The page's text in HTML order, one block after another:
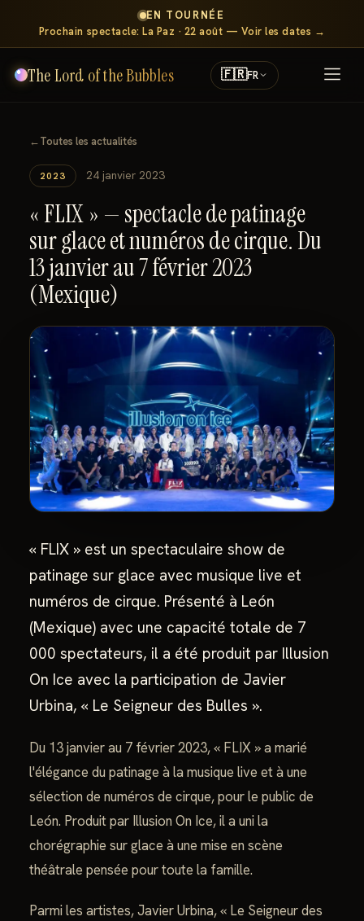
EN TOURNÉE
Prochain spectacle: La Paz · 22 août — Voir les dates →
The Lord of the Bubbles 🇫🇷FR
←Toutes les actualités
2023 24 janvier 2023
« FLIX » — spectacle de patinage
sur glace et numéros de cirque. Du
13 janvier au 7 février 2023
(Mexique)
« FLIX » est un spectaculaire show de
patinage sur glace avec musique live et
numéros de cirque. Présenté à León
(Mexique) avec une capacité totale de 7
000 spectateurs, il a été produit par Illusion
On Ice avec la participation de Javier
Urbina, « Le Seigneur des Bulles ».
Du 13 janvier au 7 février 2023, « FLIX » a marié
l'élégance du patinage à la musique live et à une
sélection de numéros de cirque, pour le public de
León. Produit par Illusion On Ice, il a uni la
chorégraphie sur glace à une mise en scène
théâtrale pensée pour toute la famille.
Parmi les artistes, Javier Urbina, « Le Seigneur des